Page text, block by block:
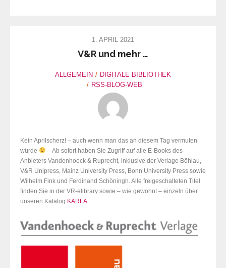
1. APRIL 2021
V&R und mehr …
ALLGEMEIN
DIGITALE BIBLIOTHEK
RSS-BLOG-WEB
Kein Aprilscherz! – auch wenn man das an diesem Tag vermuten
würde
– Ab sofort haben Sie Zugriff auf alle E-Books des
Anbieters Vandenhoeck & Ruprecht, inklusive der Verlage Böhlau,
V&R Unipress, Mainz University Press, Bonn University Press sowie
Wilhelm Fink und Ferdinand Schöningh. Alle freigeschalteten Titel
finden Sie in der VR-elibrary sowie – wie gewohnt – einzeln über
unseren Katalog KARLA